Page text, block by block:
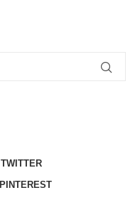
TWITTER
PINTEREST